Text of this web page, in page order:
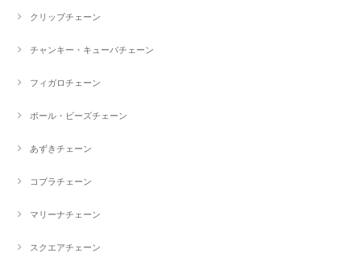
クリップチェーン
チャンキー・キューバチェーン
フィガロチェーン
ボール・ビーズチェーン
あずきチェーン
コプラチェーン
マリーナチェーン
スクエアチェーン